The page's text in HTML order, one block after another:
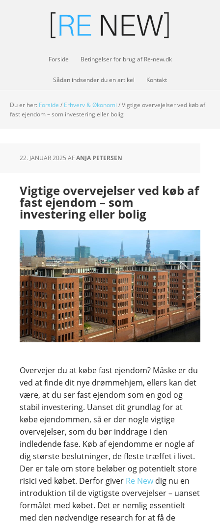
Forside Betingelser for brug af Re-new.dk
Sådan indsender du en artikel Kontakt
Du er her: Forside / Erhverv & Økonomi /Vigtige overvejelser ved køb af
fast ejendom – som investering eller bolig
22. JANUAR 2025 AFANJA PETERSEN
Vigtige overvejelser ved køb af
fast ejendom – som
investering eller bolig
Overvejer du at købe fast ejendom? Måske er du
ved at finde dit nye drømmehjem, ellers kan det
være, at du ser fast ejendom som en god og
stabil investering. Uanset dit grundlag for at
købe ejendommen, så er der nogle vigtige
overvejelser, som du bør inddrage i den
indledende fase. Køb af ejendomme er nogle af
dig største beslutninger, de fleste træffet i livet.
Der er tale om store beløber og potentielt store
risici ved købet. Derfor giver Re New dig nu en
introduktion til de vigtigste overvejelser – uanset
formålet med købet. Det er nemlig essentielt
med den nødvendige research for at få de